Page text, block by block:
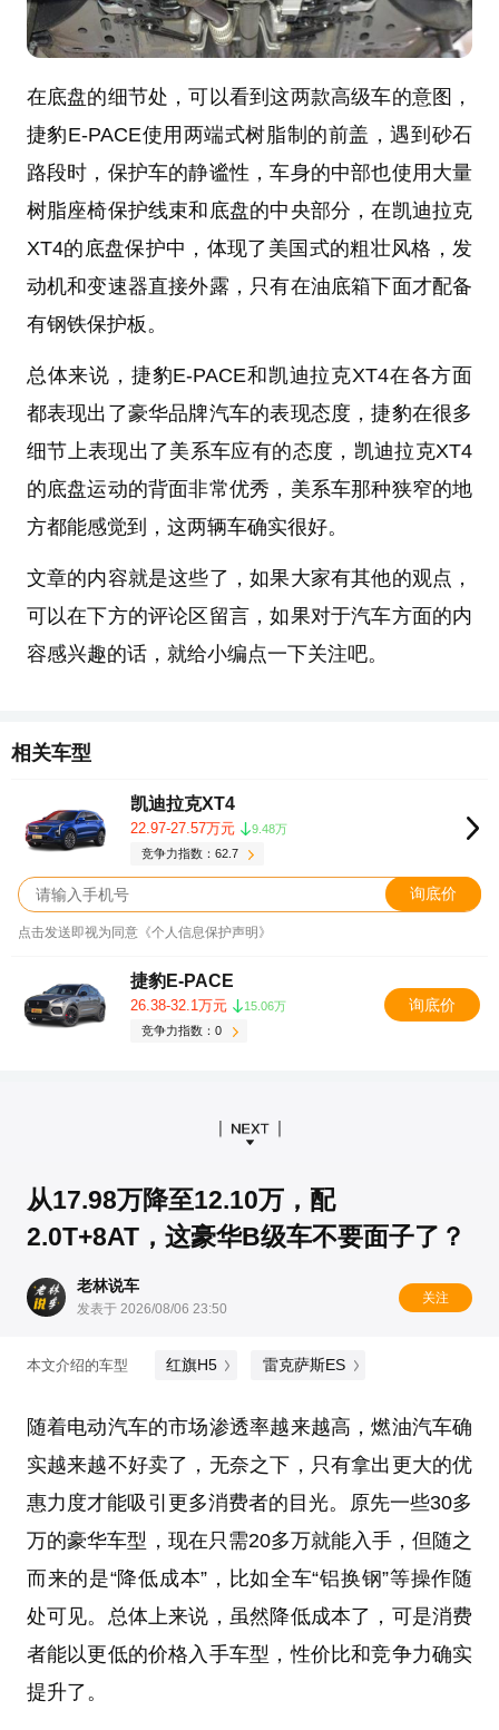
在底盘的细节处，可以看到这两款高级车的意图，
捷豹E-PACE使用两端式树脂制的前盖，遇到砂石
路段时，保护车的静谧性，车身的中部也使用大量
树脂座椅保护线束和底盘的中央部分，在凯迪拉克
XT4的底盘保护中，体现了美国式的粗壮风格，发
动机和变速器直接外露，只有在油底箱下面才配备
有钢铁保护板。
总体来说，捷豹E-PACE和凯迪拉克XT4在各方面
都表现出了豪华品牌汽车的表现态度，捷豹在很多
细节上表现出了美系车应有的态度，凯迪拉克XT4
的底盘运动的背面非常优秀，美系车那种狭窄的地
方都能感觉到，这两辆车确实很好。
文章的内容就是这些了，如果大家有其他的观点，
可以在下方的评论区留言，如果对于汽车方面的内
容感兴趣的话，就给小编点一下关注吧。
相关车型
凯迪拉克XT4
22.97-27.57万元
9.48万
竞争力指数：62.7
询底价
点击发送即视为同意《个人信息保护声明》
捷豹E-PACE
26.38-32.1万元
15.06万
竞争力指数：0
询底价
从17.98万降至12.10万，配
2.0T+8AT，这豪华B级车不要面子了？
老林说车
发表于 2026/08/06 23:50
关注
本文介绍的车型 红旗H5 雷克萨斯ES
随着电动汽车的市场渗透率越来越高，燃油汽车确
实越来越不好卖了，无奈之下，只有拿出更大的优
惠力度才能吸引更多消费者的目光。原先一些30多
万的豪华车型，现在只需20多万就能入手，但随之
而来的是“降低成本”，比如全车“铝换钢”等操作随
处可见。总体上来说，虽然降低成本了，可是消费
者能以更低的价格入手车型，性价比和竞争力确实
提升了。